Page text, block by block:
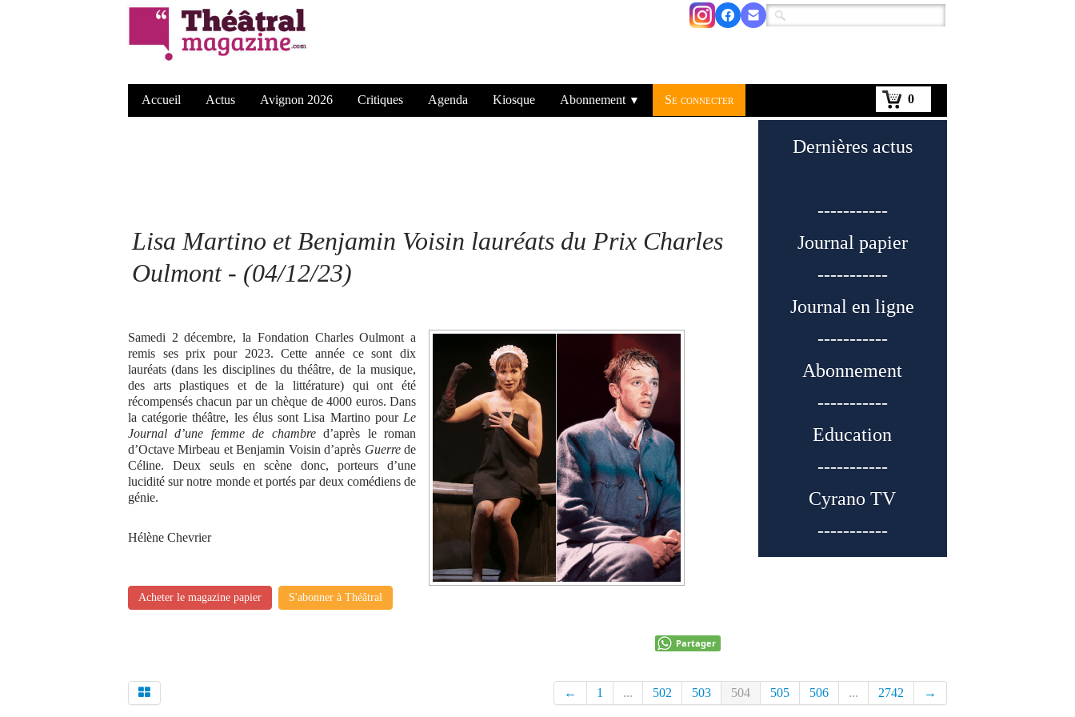
0
Accueil Actus Avignon 2026 Critiques Agenda Kiosque Abonnement ▼ Se connecter
Lisa Martino et Benjamin Voisin lauréats du Prix Charles
Oulmont - (04/12/23)
Samedi 2 décembre, la Fondation Charles Oulmont a
remis ses prix pour 2023. Cette année ce sont dix
lauréats (dans les disciplines du théâtre, de la musique,
des arts plastiques et de la littérature) qui ont été
récompensés chacun par un chèque de 4000 euros. Dans
la catégorie théâtre, les élus sont Lisa Martino pour Le
Journal d’une femme de chambred’après le roman
d’Octave Mirbeau et Benjamin Voisin d’après Guerre de
Céline. Deux seuls en scène donc, porteurs d’une
lucidité sur notre monde et portés par deux comédiens de
génie.
Hélène Chevrier
Acheter le magazine papier S'abonner à Théâtral
Partager
Dernières actus
-----------
Journal papier
-----------
Journal en ligne
-----------
Abonnement
-----------
Education
-----------
Cyrano TV
-----------
← 1 ... 502 503 504 505 506 ... 2742 →